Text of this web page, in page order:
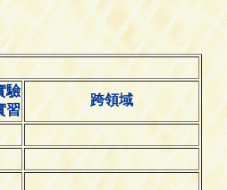
驗
習
跨領域